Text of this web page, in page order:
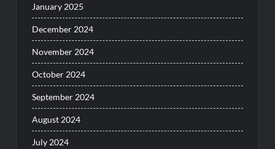
January 2025
December 2024
November 2024
October 2024
September 2024
August 2024
July 2024